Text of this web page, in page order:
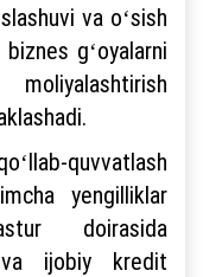
va oʻsish
gʻoyalarni
quvvatlash
yengilliklar
doirasida
va ijobiy kredit